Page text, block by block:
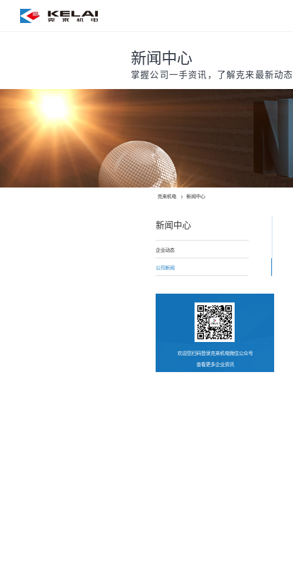
新闻中心
掌握公司一手资讯，了解克来最新动态
克来机电 新闻中心
新闻中心
企业动态
公司新闻
欢迎您扫码登录克来机电微信公众号
查看更多企业资讯